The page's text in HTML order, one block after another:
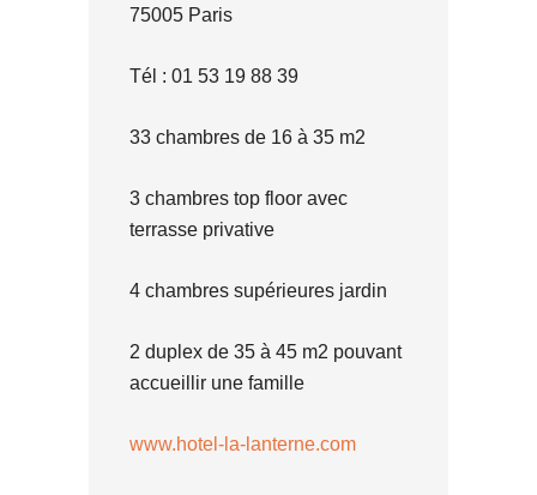
75005 Paris
Tél : 01 53 19 88 39
33 chambres de 16 à 35 m2
3 chambres top floor avec
terrasse privative
4 chambres supérieures jardin
2 duplex de 35 à 45 m2 pouvant
accueillir une famille
www.hotel-la-lanterne.com